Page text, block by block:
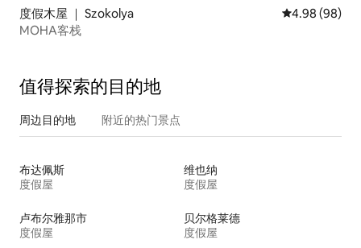
度假木屋 ｜ Szokolya 平均评分 4.98
4.98 (98)
MOHA客栈
值得探索的目的地
周边目的地 附近的热门景点
布达佩斯
度假屋
维也纳
度假屋
卢布尔雅那市
度假屋
贝尔格莱德
度假屋